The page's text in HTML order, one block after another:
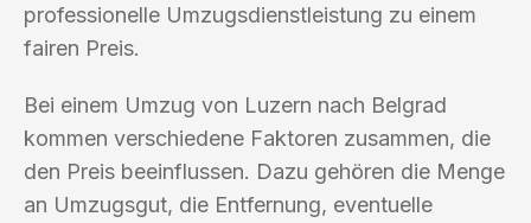
professionelle Umzugsdienstleistung zu einem
fairen Preis.
Bei einem Umzug von Luzern nach Belgrad
kommen verschiedene Faktoren zusammen, die
den Preis beeinflussen. Dazu gehören die Menge
an Umzugsgut, die Entfernung, eventuelle